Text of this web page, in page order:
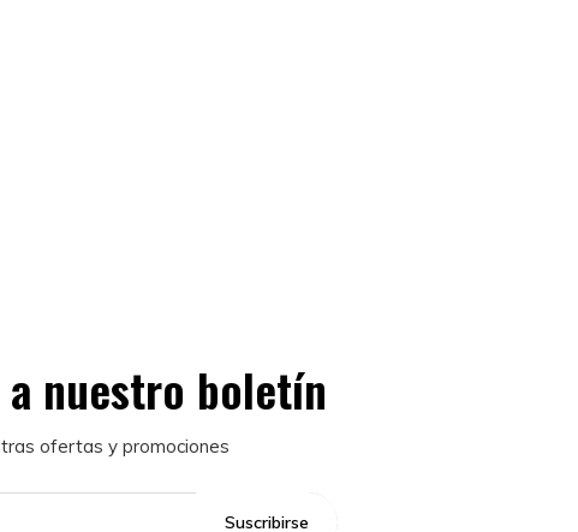
nuestro boletín
ofertas y promociones
Suscribirse